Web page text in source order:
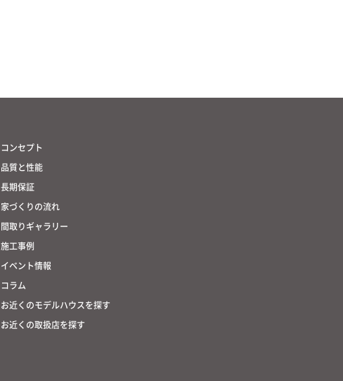
コンセプト
品質と性能
長期保証
家づくりの流れ
間取りギャラリー
施工事例
イベント情報
コラム
お近くのモデルハウスを探す
お近くの取扱店を探す